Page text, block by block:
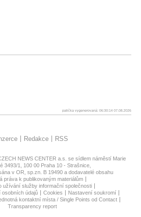
patička vygenerovaná: 06:30:14 07.08.2026
Redakce RSS
NEWS CENTER a.s. se sídlem náměstí Marie
3493/1, 100 00 Praha 10 - Strašnice,
v OR, sp.zn. B 19490 a dodavatelé obsahu
práva k publikovaným materiálům
užívání služby informační společnosti
osobních údajů
Cookies
Nastavení soukromí
kontaktní místa / Single Points od Contact
Transparency report